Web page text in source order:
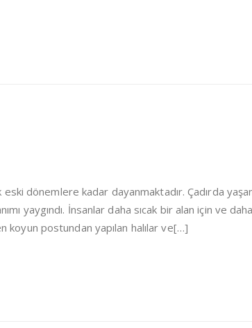
dönemlere kadar dayanmaktadır. Çadırda
yaygındı. İnsanlar daha sıcak bir alan için ve daha
koyun postundan yapılan halılar ve[…]